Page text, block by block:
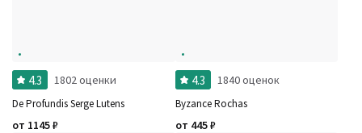
4.3 1802 оценки
De Profundis Serge Lutens
от 1145₽
4.3 1840 оценок
Byzance Rochas
от 445₽